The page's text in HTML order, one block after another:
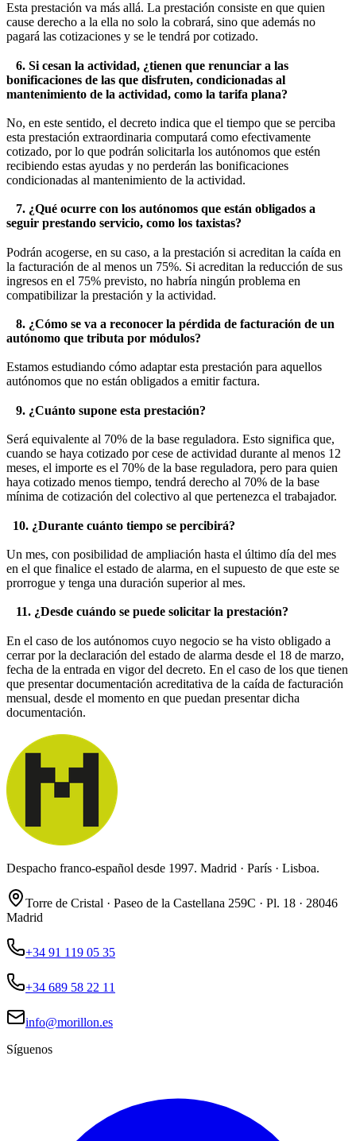
Esta prestación va más allá. La prestación consiste en que quien
cause derecho a la ella no solo la cobrará, sino que además no
pagará las cotizaciones y se le tendrá por cotizado.
6. Si cesan la actividad, ¿tienen que renunciar a las
bonificaciones de las que disfruten, condicionadas al
mantenimiento de la actividad, como la tarifa plana?
No, en este sentido, el decreto indica que el tiempo que se perciba
esta prestación extraordinaria computará como efectivamente
cotizado, por lo que podrán solicitarla los autónomos que estén
recibiendo estas ayudas y no perderán las bonificaciones
condicionadas al mantenimiento de la actividad.
7. ¿Qué ocurre con los autónomos que están obligados a
seguir prestando servicio, como los taxistas?
Podrán acogerse, en su caso, a la prestación si acreditan la caída en
la facturación de al menos un 75%. Si acreditan la reducción de sus
ingresos en el 75% previsto, no habría ningún problema en
compatibilizar la prestación y la actividad.
8. ¿Cómo se va a reconocer la pérdida de facturación de un
autónomo que tributa por módulos?
Estamos estudiando cómo adaptar esta prestación para aquellos
autónomos que no están obligados a emitir factura.
9. ¿Cuánto supone esta prestación?
Será equivalente al 70% de la base reguladora. Esto significa que,
cuando se haya cotizado por cese de actividad durante al menos 12
meses, el importe es el 70% de la base reguladora, pero para quien
haya cotizado menos tiempo, tendrá derecho al 70% de la base
mínima de cotización del colectivo al que pertenezca el trabajador.
10. ¿Durante cuánto tiempo se percibirá?
Un mes, con posibilidad de ampliación hasta el último día del mes
en el que finalice el estado de alarma, en el supuesto de que este se
prorrogue y tenga una duración superior al mes.
11. ¿Desde cuándo se puede solicitar la prestación?
En el caso de los autónomos cuyo negocio se ha visto obligado a
cerrar por la declaración del estado de alarma desde el 18 de marzo,
fecha de la entrada en vigor del decreto. En el caso de los que tienen
que presentar documentación acreditativa de la caída de facturación
mensual, desde el momento en que puedan presentar dicha
documentación.
Despacho franco-español desde 1997. Madrid · París · Lisboa.
Torre de Cristal · Paseo de la Castellana 259C · Pl. 18 · 28046
Madrid
+34 91 119 05 35
+34 689 58 22 11
info@morillon.es
Síguenos